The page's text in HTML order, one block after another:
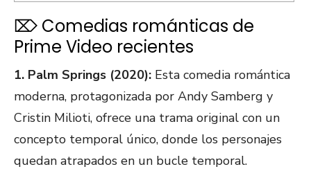
⌦ Comedias románticas de
Prime Video recientes
1. Palm Springs (2020): Esta comedia romántica
moderna, protagonizada por Andy Samberg y
Cristin Milioti, ofrece una trama original con un
concepto temporal único, donde los personajes
quedan atrapados en un bucle temporal.